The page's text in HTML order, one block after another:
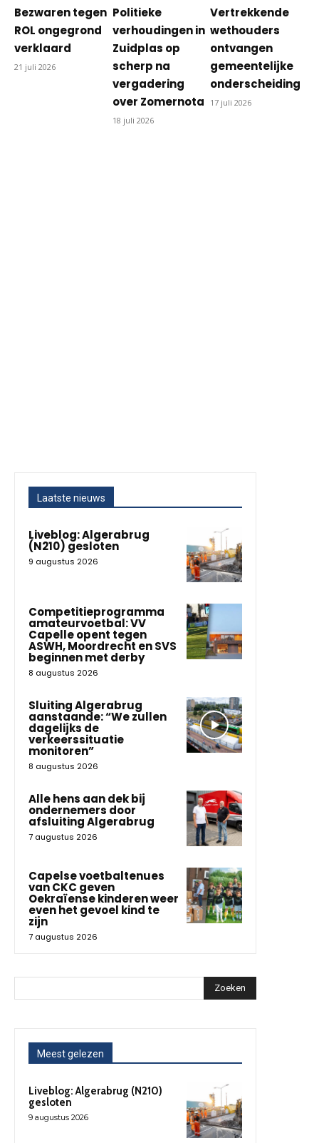
Bezwaren tegen
ROL ongegrond
verklaard
21 juli 2026
Politieke
verhoudingen in
Zuidplas op
scherp na
vergadering
over Zomernota
18 juli 2026
Vertrekkende
wethouders
ontvangen
gemeentelijke
onderscheiding
17 juli 2026
Laatste nieuws
Liveblog: Algerabrug
(N210) gesloten
9 augustus 2026
Competitieprogramma
amateurvoetbal: VV
Capelle opent tegen
ASWH, Moordrecht en SVS
beginnen met derby
8 augustus 2026
Sluiting Algerabrug
aanstaande: “We zullen
dagelijks de
verkeerssituatie
monitoren”
8 augustus 2026
Alle hens aan dek bij
ondernemers door
afsluiting Algerabrug
7 augustus 2026
Capelse voetbaltenues
van CKC geven
Oekraïense kinderen weer
even het gevoel kind te
zijn
7 augustus 2026
Zoeken
Meest gelezen
Liveblog: Algerabrug (N210)
gesloten
9 augustus 2026